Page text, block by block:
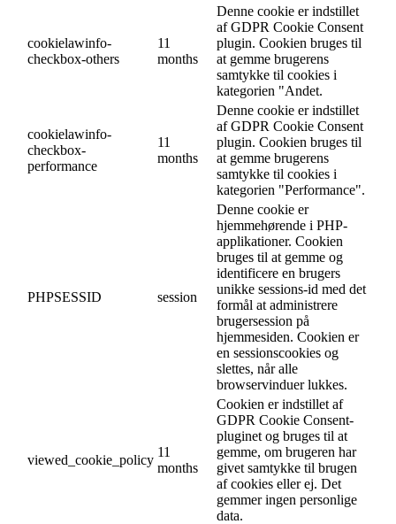
cookielawinfo-
checkbox-others
11
months
Denne cookie er indstillet
af GDPR Cookie Consent
plugin. Cookien bruges til
at gemme brugerens
samtykke til cookies i
kategorien "Andet.
cookielawinfo-
checkbox-
performance
11
months
Denne cookie er indstillet
af GDPR Cookie Consent
plugin. Cookien bruges til
at gemme brugerens
samtykke til cookies i
kategorien "Performance".
PHPSESSID session
Denne cookie er
hjemmehørende i PHP-
applikationer. Cookien
bruges til at gemme og
identificere en brugers
unikke sessions-id med det
formål at administrere
brugersession på
hjemmesiden. Cookien er
en sessionscookies og
slettes, når alle
browservinduer lukkes.
viewed_cookie_policy
11
months
Cookien er indstillet af
GDPR Cookie Consent-
pluginet og bruges til at
gemme, om brugeren har
givet samtykke til brugen
af cookies eller ej. Det
gemmer ingen personlige
data.